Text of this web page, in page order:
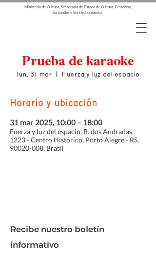
Ministerio de Cultura, Secretaría de Estado de Cultura, Petrobras,
Santander y Banrisul presentan
Prueba de karaoke
lun, 31 mar Fuerza y luz del espacio
Horario y ubicación
31 mar 2025, 10:00 – 18:00
Fuerza y luz del espacio, R. dos Andradas,
1223 - Centro Histórico, Porto Alegre - RS,
90020-008, Brasil
Recibe nuestro boletín
informativo